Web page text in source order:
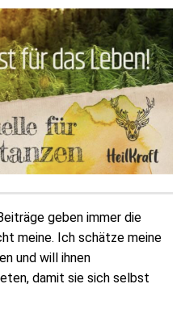
geben immer die
meine. Ich schätze meine
und will ihnen
damit sie sich selbst